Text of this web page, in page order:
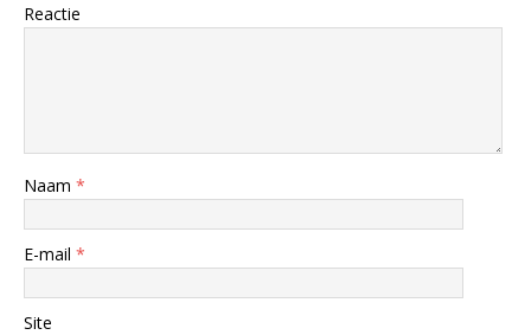
Reactie
Naam *
E-mail *
Site